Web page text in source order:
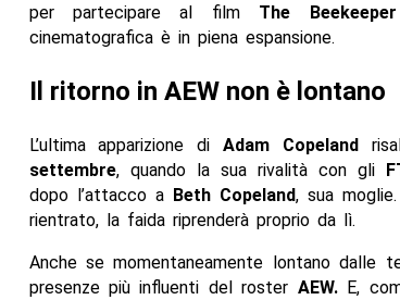
per partecipare al film The
cinematografica è in piena espansione.
Il ritorno in AEW non è lontano
L’ultima apparizione diAdam Copeland
settembre, quando la sua rivalità con gli
dopo l’attacco a Beth Copeland, sua
rientrato, la faida riprenderà proprio da lì.
Anche se momentaneamente lontano dalle
presenze più influenti del roster AEW.E,